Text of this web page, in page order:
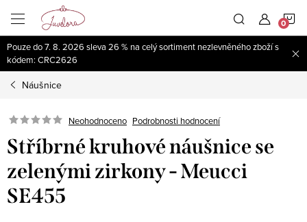
obsah
Pouze do 7. 8. 2026 sleva 26 % na celý sortiment nezlevněného zboží s
kódem: CRC2626
Náušnice
Neohodnoceno Podrobnosti hodnocení
Stříbrné kruhové náušnice se
zelenými zirkony - Meucci
SE455